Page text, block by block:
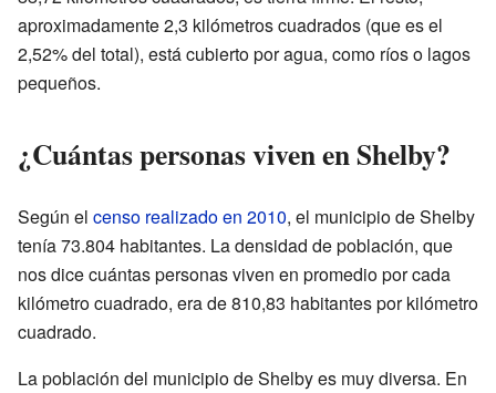
aproximadamente 2,3 kilómetros cuadrados (que es el
2,52% del total), está cubierto por agua, como ríos o lagos
pequeños.
¿Cuántas personas viven en Shelby?
Según el censo realizado en 2010, el municipio de Shelby
tenía 73.804 habitantes. La densidad de población, que
nos dice cuántas personas viven en promedio por cada
kilómetro cuadrado, era de 810,83 habitantes por kilómetro
cuadrado.
La población del municipio de Shelby es muy diversa. En